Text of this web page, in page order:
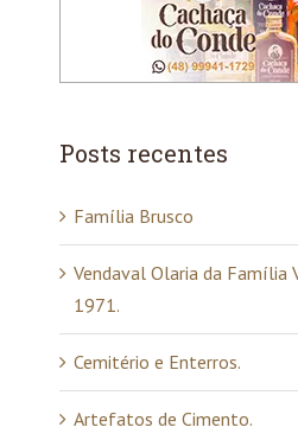
Posts recentes
Família Brusco
Vendaval Olaria da Família
1971.
Cemitério e Enterros.
Artefatos de Cimento.